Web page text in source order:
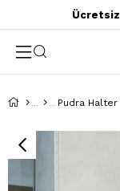
Ücretsiz
Pudra